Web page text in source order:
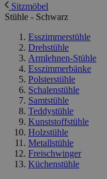
Sitzmöbel
Stühle - Schwarz
Esszimmerstühle
Drehstühle
Armlehnen-Stühle
Esszimmerbänke
Polsterstühle
Schalenstühle
Samtstühle
Teddystühle
Kunststoffstühle
Holzstühle
Metallstühle
Freischwinger
Küchenstühle